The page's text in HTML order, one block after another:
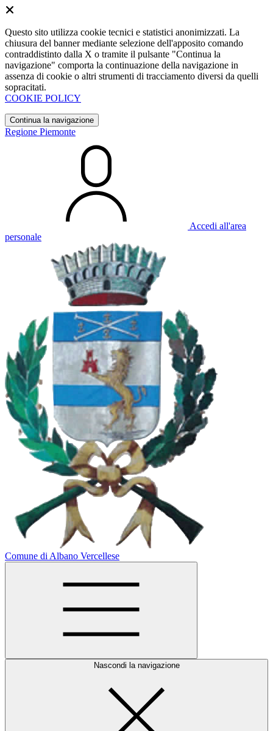
Questo sito utilizza cookie tecnici e statistici anonimizzati. La
chiusura del banner mediante selezione dell'apposito comando
contraddistinto dalla X o tramite il pulsante "Continua la
navigazione" comporta la continuazione della navigazione in
assenza di cookie o altri strumenti di tracciamento diversi da quelli
sopracitati.
COOKIE POLICY
Continua la navigazione
Regione Piemonte
Accedi all'area
personale
Comune di Albano Vercellese
Nascondi la navigazione